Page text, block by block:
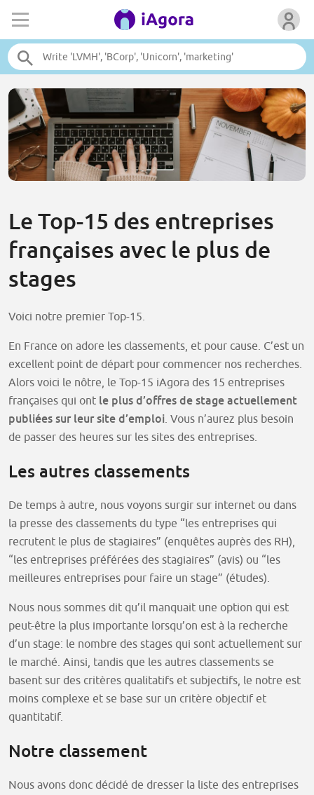
Le Top-15 des entreprises
françaises avec le plus de
stages
Voici notre premier Top-15.
En France on adore les classements, et pour cause. C’est un
excellent point de départ pour commencer nos recherches.
Alors voici le nôtre, le Top-15 iAgora des 15 entreprises
françaises qui ont le plus d’offres de stage actuellement
publiées sur leur site d’emploi . Vous n’aurez plus besoin
de passer des heures sur les sites des entreprises.
Les autres classements
De temps à autre, nous voyons surgir sur internet ou dans
la presse des classements du type “les entreprises qui
recrutent le plus de stagiaires” (enquêtes auprès des RH),
“les entreprises préférées des stagiaires” (avis) ou “les
meilleures entreprises pour faire un stage” (études).
Nous nous sommes dit qu’il manquait une option qui est
peut-être la plus importante lorsqu’on est à la recherche
d’un stage: le nombre des stages qui sont actuellement sur
le marché. Ainsi, tandis que les autres classements se
basent sur des critères qualitatifs et subjectifs, le notre est
moins complexe et se base sur un critère objectif et
quantitatif.
Notre classement
Nous avons donc décidé de dresser la liste des entreprises